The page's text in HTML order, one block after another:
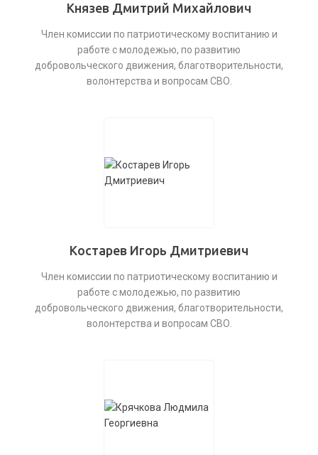
Князев Дмитрий Михайлович
Член комиссии по патриотическому воспитанию и
работе с молодежью, по развитию
добровольческого движения, благотворительности,
волонтерства и вопросам СВО.
Костарев Игорь Дмитриевич
Член комиссии по патриотическому воспитанию и
работе с молодежью, по развитию
добровольческого движения, благотворительности,
волонтерства и вопросам СВО.